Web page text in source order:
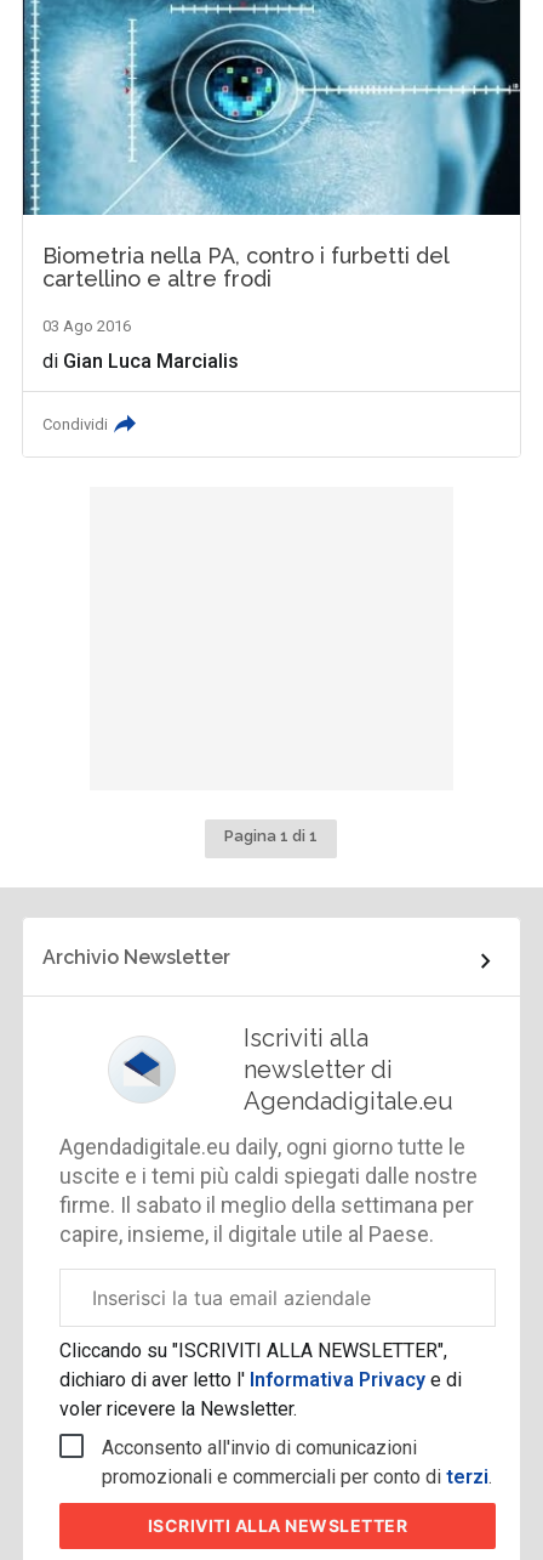
Biometria nella PA, contro i furbetti del
cartellino e altre frodi
03 Ago 2016
di Gian Luca Marcialis
Condividi
Pagina 1 di 1
Archivio Newsletter
Iscriviti alla
newsletter di
Agendadigitale.eu
Agendadigitale.eu daily, ogni giorno tutte le
uscite e i temi più caldi spiegati dalle nostre
firme. Il sabato il meglio della settimana per
capire, insieme, il digitale utile al Paese.
aziendale
Cliccando su "ISCRIVITI ALLA NEWSLETTER",
dichiaro di aver letto l' Informativa Privacye di
voler ricevere la Newsletter.
Acconsento all'invio di comunicazioni
promozionali e commerciali per conto diterzi.
ISCRIVITI ALLA NEWSLETTER